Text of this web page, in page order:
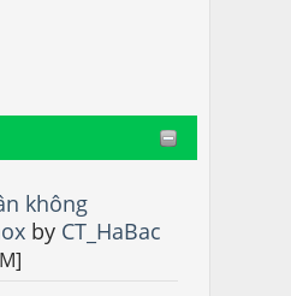
không
by CT_HaBac